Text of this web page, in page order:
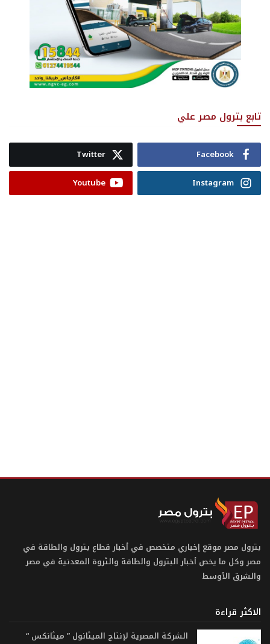
تابع بترول مصر علي
Facebook
Twitter
Instagram
Youtube
بترول مصر موقع إخباري متخصص في أخبار قطاع بترول والطاقة في
مصر وكل ما يخص أخبار البترول والطاقة والثروة المعدنية في مصر
والشرق الأوسط
الاكثر قراءة
الشركة المصرية لإنتاج الميثانول ” ميثانكس “